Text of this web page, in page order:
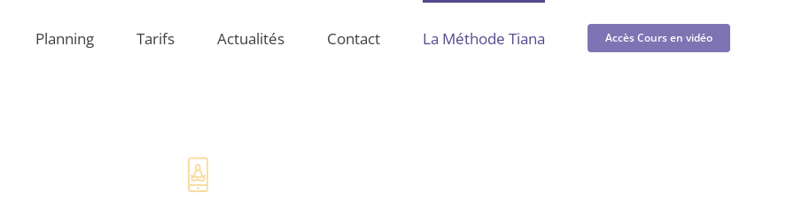
Planning Tarifs Actualités Contact La Méthode Tiana Accès Cours en vidéo